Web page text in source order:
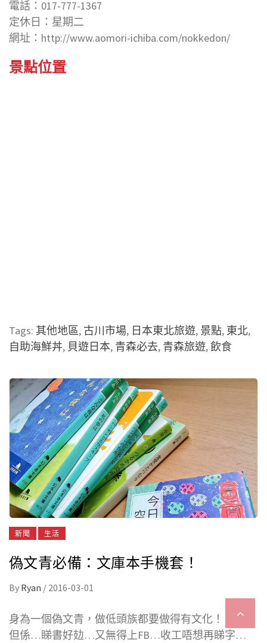
電話：017-777-1367
定休日：星期二
網址：http://www.aomori-ichiba.com/nokkedon/
景點位置
Tags: 其他地區, 古川市場, 日本東北旅遊, 景點, 東北,
自助海鮮丼, 貝遊日本, 青森必去, 青森旅遊,飲食
新聞 生活
偽文青必備：文庫本手機套！
By Ryan / 2016-03-01
身為一個偽文青，做低頭族都要做得有文化！
但係…睇書好攰…又無得上FB…收工唔想再睇字…